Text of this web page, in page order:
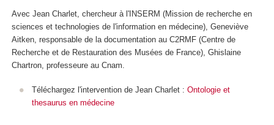
Avec Jean Charlet, chercheur à l'INSERM (Mission de recherche en
sciences et technologies de l'information en médecine), Geneviève
Aitken, responsable de la documentation au C2RMF (Centre de
Recherche et de Restauration des Musées de France), Ghislaine
Chartron, professeure au Cnam.
Téléchargez l'intervention de Jean Charlet : Ontologie et
thesaurus en médecine